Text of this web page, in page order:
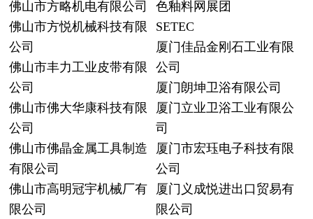
佛山市方略机电有限公司
佛山市方悦机械科技有限
公司
佛山市丰力工业皮带有限
公司
佛山市佛大华康科技有限
公司
佛山市佛晶金属工具制造
有限公司
佛山市高明冠宇机械厂有
限公司
色釉料网展团
SETEC
厦门佳品金刚石工业有限
公司
厦门朗坤卫浴有限公司
厦门立业卫浴工业有限公
司
厦门市宏珏电子科技有限
公司
厦门义成悦进出口贸易有
限公司